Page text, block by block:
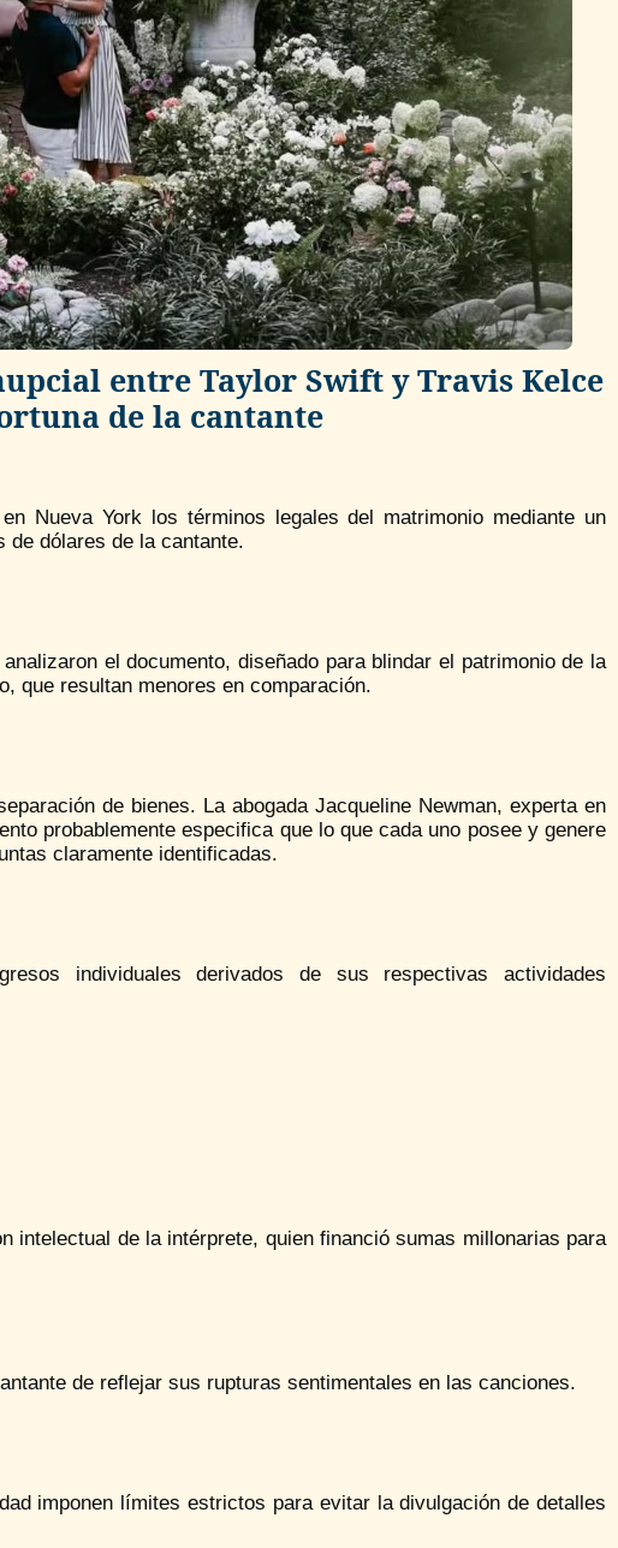
entre Taylor Swift y Travis Kelce
de la cantante
Nueva York los términos legales del matrimonio mediante un
de dólares de la cantante.
el documento, diseñado para blindar el patrimonio de la
que resultan menores en comparación.
de bienes. La abogada Jacqueline Newman, experta en
probablemente especifica que lo que cada uno posee y genere
claramente identificadas.
individuales derivados de sus respectivas actividades
intelectual de la intérprete, quien financió sumas millonarias para
de reflejar sus rupturas sentimentales en las canciones.
imponen límites estrictos para evitar la divulgación de detalles